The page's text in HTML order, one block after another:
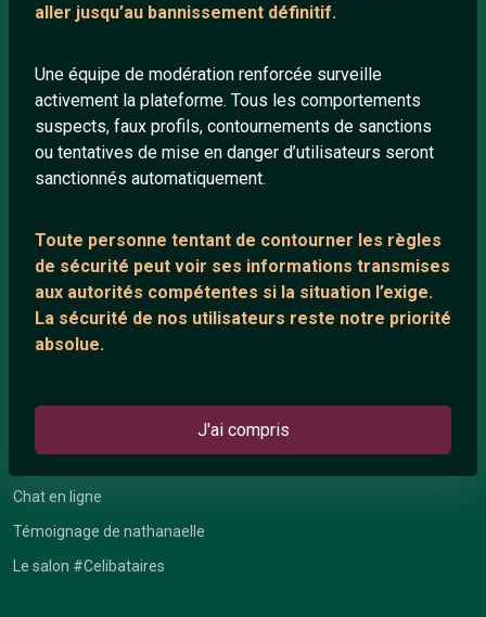
aller jusqu’au bannissement définitif.
Une équipe de modération renforcée surveille
activement la plateforme. Tous les comportements
suspects, faux profils, contournements de sanctions
ou tentatives de mise en danger d’utilisateurs seront
sanctionnés automatiquement.
Toute personne tentant de contourner les règles
de sécurité peut voir ses informations transmises
aux autorités compétentes si la situation l’exige.
La sécurité de nos utilisateurs reste notre priorité
absolue.
J'ai compris
Blog
Communauté
Quotes
Playlists YouTube
ANNEXE
Network IRC
Support IRC
Chat en ligne
Témoignage de nathanaelle
Le salon #Celibataires